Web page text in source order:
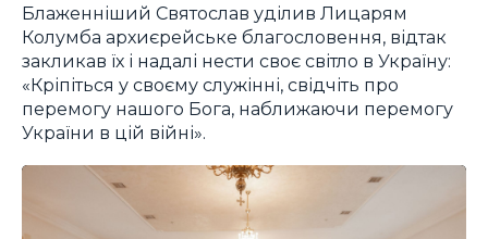
Блаженніший Святослав уділив Лицарям
Колумба архиєрейське благословення, відтак
закликав їх і надалі нести своє світло в Україну:
«Кріпіться у своєму служінні, свідчіть про
перемогу нашого Бога, наближаючи перемогу
України в цій війні».